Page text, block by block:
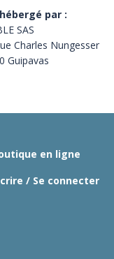
par :
SAS
Charles Nungesser
Guipavas
en ligne
/ Se connecter